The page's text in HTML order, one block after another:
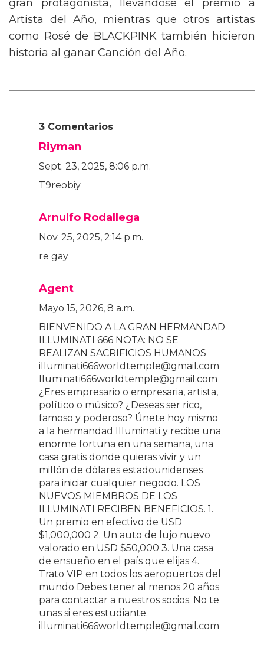
gran protagonista, llevándose el premio a
Artista del Año, mientras que otros artistas
como Rosé de BLACKPINK también hicieron
historia al ganar Canción del Año.
3 Comentarios
Riyman
Sept. 23, 2025, 8:06 p.m.
T9reobiy
Arnulfo Rodallega
Nov. 25, 2025, 2:14 p.m.
re gay
Agent
Mayo 15, 2026, 8 a.m.
BIENVENIDO A LA GRAN HERMANDAD
ILLUMINATI 666 NOTA: NO SE
REALIZAN SACRIFICIOS HUMANOS
illuminati666worldtemple@gmail.com
lluminati666worldtemple@gmail.com
¿Eres empresario o empresaria, artista,
político o músico? ¿Deseas ser rico,
famoso y poderoso? Únete hoy mismo
a la hermandad Illuminati y recibe una
enorme fortuna en una semana, una
casa gratis donde quieras vivir y un
millón de dólares estadounidenses
para iniciar cualquier negocio. LOS
NUEVOS MIEMBROS DE LOS
ILLUMINATI RECIBEN BENEFICIOS. 1.
Un premio en efectivo de USD
$1,000,000 2. Un auto de lujo nuevo
valorado en USD $50,000 3. Una casa
de ensueño en el país que elijas 4.
Trato VIP en todos los aeropuertos del
mundo Debes tener al menos 20 años
para contactar a nuestros socios. No te
unas si eres estudiante.
illuminati666worldtemple@gmail.com